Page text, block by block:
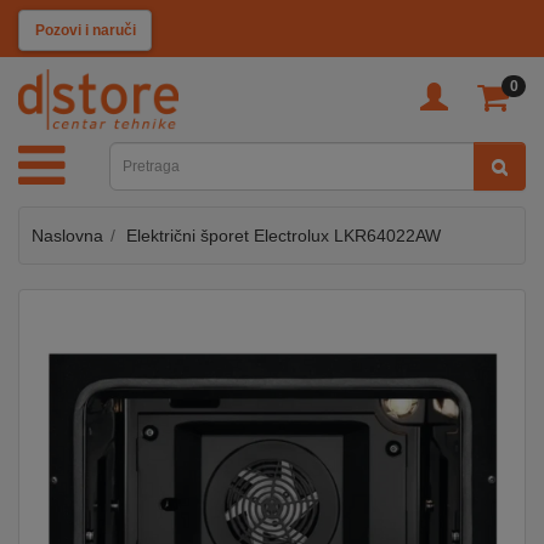
Pozovi i naruči
0
KATEGORIJE
TV
SAT
MOBILNI
KABLOVI
KUĆANSKI
APARATI
Naslovna Električni šporet Electrolux LKR64022AW